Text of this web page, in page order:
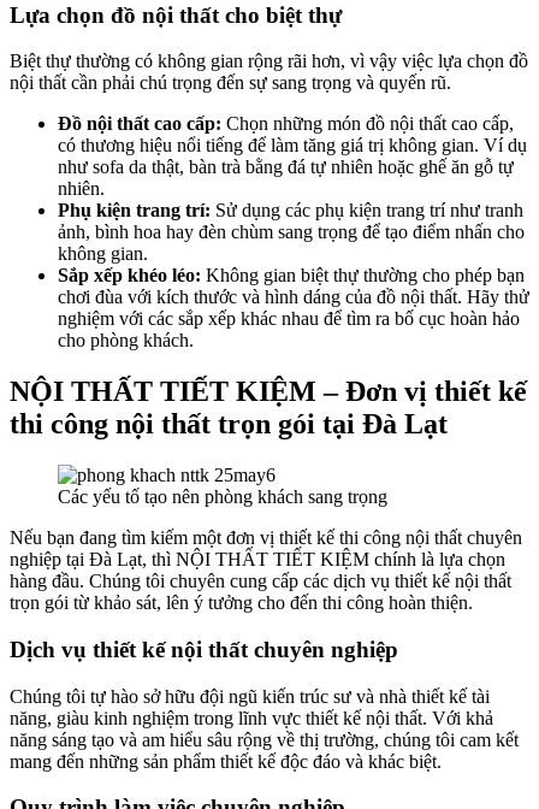
Lựa chọn đồ nội thất cho biệt thự
Biệt thự thường có không gian rộng rãi hơn, vì vậy việc lựa chọn đồ
nội thất cần phải chú trọng đến sự sang trọng và quyến rũ.
Đồ nội thất cao cấp: Chọn những món đồ nội thất cao cấp,
có thương hiệu nổi tiếng để làm tăng giá trị không gian. Ví dụ
như sofa da thật, bàn trà bằng đá tự nhiên hoặc ghế ăn gỗ tự
nhiên.
Phụ kiện trang trí: Sử dụng các phụ kiện trang trí như tranh
ảnh, bình hoa hay đèn chùm sang trọng để tạo điểm nhấn cho
không gian.
Sắp xếp khéo léo: Không gian biệt thự thường cho phép bạn
chơi đùa với kích thước và hình dáng của đồ nội thất. Hãy thử
nghiệm với các sắp xếp khác nhau để tìm ra bố cục hoàn hảo
cho phòng khách.
NỘI THẤT TIẾT KIỆM – Đơn vị thiết kế
thi công nội thất trọn gói tại Đà Lạt
Các yếu tố tạo nên phòng khách sang trọng
Nếu bạn đang tìm kiếm một đơn vị thiết kế thi công nội thất chuyên
nghiệp tại Đà Lạt, thì NỘI THẤT TIẾT KIỆM chính là lựa chọn
hàng đầu. Chúng tôi chuyên cung cấp các dịch vụ thiết kế nội thất
trọn gói từ khảo sát, lên ý tưởng cho đến thi công hoàn thiện.
Dịch vụ thiết kế nội thất chuyên nghiệp
Chúng tôi tự hào sở hữu đội ngũ kiến trúc sư và nhà thiết kế tài
năng, giàu kinh nghiệm trong lĩnh vực thiết kế nội thất. Với khả
năng sáng tạo và am hiểu sâu rộng về thị trường, chúng tôi cam kết
mang đến những sản phẩm thiết kế độc đáo và khác biệt.